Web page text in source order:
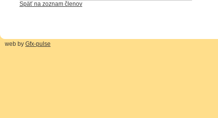
Späť na zoznam členov
web by Gfx-pulse